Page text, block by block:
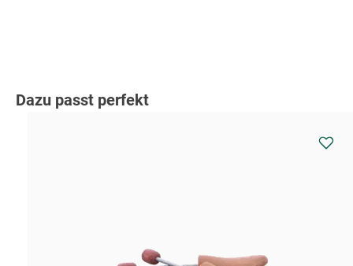
Produktgalerie überspringen
Dazu passt perfekt